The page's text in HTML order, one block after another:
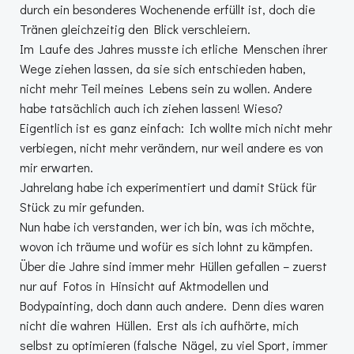
durch ein besonderes Wochenende erfüllt ist, doch die
Tränen gleichzeitig den Blick verschleiern.
Im Laufe des Jahres musste ich etliche Menschen ihrer
Wege ziehen lassen, da sie sich entschieden haben,
nicht mehr Teil meines Lebens sein zu wollen. Andere
habe tatsächlich auch ich ziehen lassen! Wieso?
Eigentlich ist es ganz einfach: Ich wollte mich nicht mehr
verbiegen, nicht mehr verändern, nur weil andere es von
mir erwarten.
Jahrelang habe ich experimentiert und damit Stück für
Stück zu mir gefunden.
Nun habe ich verstanden, wer ich bin, was ich möchte,
wovon ich träume und wofür es sich lohnt zu kämpfen.
Über die Jahre sind immer mehr Hüllen gefallen – zuerst
nur auf Fotos in Hinsicht auf Aktmodellen und
Bodypainting, doch dann auch andere. Denn dies waren
nicht die wahren Hüllen. Erst als ich aufhörte, mich
selbst zu optimieren (falsche Nägel, zu viel Sport, immer